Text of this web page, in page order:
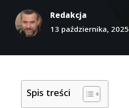
Redakcja
13 października, 2025
Spis treści